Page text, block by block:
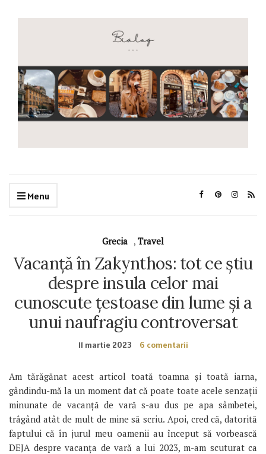
Menu
Grecia , Travel
Vacanță în Zakynthos: tot ce știu
despre insula celor mai
cunoscute țestoase din lume și a
unui naufragiu controversat
11 martie 2023 6 comentarii
Am tărăgănat acest articol toată toamna și toată iarna,
gândindu-mă la un moment dat că poate toate acele senzații
minunate de vacanță de vară s-au dus pe apa sâmbetei,
trâgând atât de mult de mine să scriu. Apoi, cred că, datorită
faptului că în jurul meu oamenii au început să vorbească
DEJA despre vacanța de vară a lui 2023, m-am scuturat ca